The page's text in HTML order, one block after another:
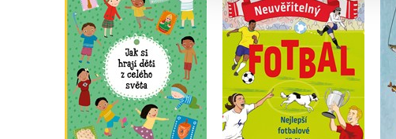
celého světa
Štěpánka Sekaninová
Do košíku
příběhy
Matt Oldfield